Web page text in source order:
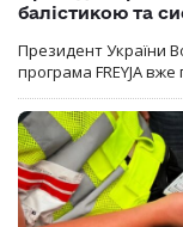
балістикою та
Президент України
програма FREYJA вже